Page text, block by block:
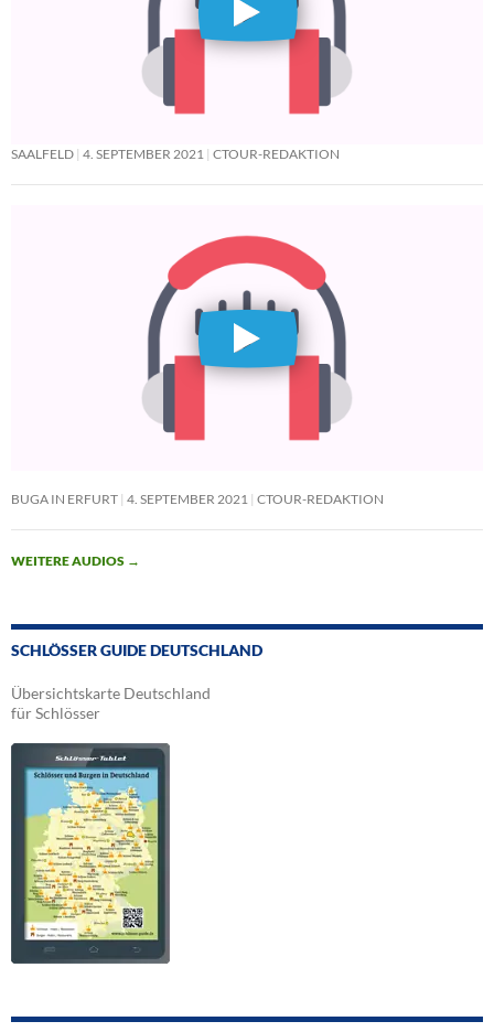
SAALFELD 4. SEPTEMBER 2021 CTOUR-REDAKTION
BUGA IN ERFURT 4. SEPTEMBER 2021 CTOUR-REDAKTION
WEITERE AUDIOS →
SCHLÖSSER GUIDE DEUTSCHLAND
Übersichtskarte Deutschland
für Schlösser